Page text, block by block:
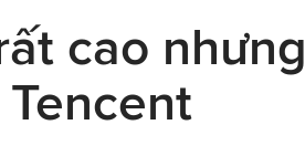
cao nhưng